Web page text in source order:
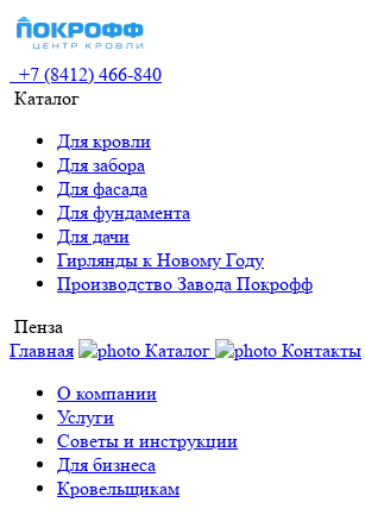
+7 (8412) 466-840
Каталог
Для кровли
Для забора
Для фасада
Для фундамента
Для дачи
Гирлянды к Новому Году
Производство Завода Покрофф
Пенза
Главная
Каталог Контакты
О компании
Услуги
Советы и инструкции
Для бизнеса
Кровельщикам